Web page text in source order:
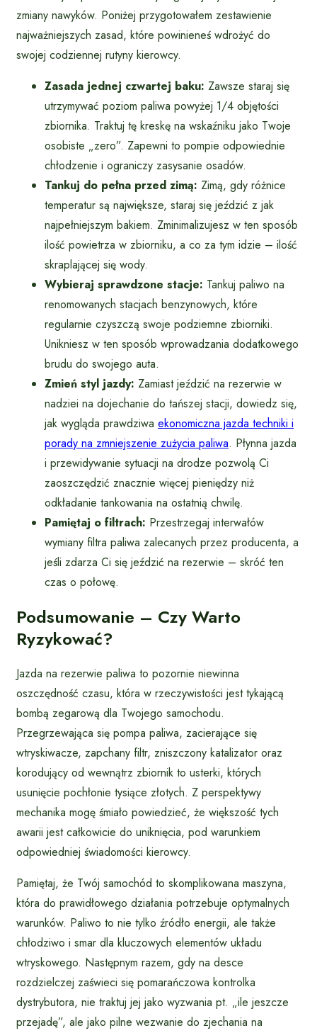
zmiany nawyków. Poniżej przygotowałem zestawienie
najważniejszych zasad, które powinieneś wdrożyć do
swojej codziennej rutyny kierowcy.
Zasada jednej czwartej baku: Zawsze staraj się
utrzymywać poziom paliwa powyżej 1/4 objętości
zbiornika. Traktuj tę kreskę na wskaźniku jako Twoje
osobiste „zero”. Zapewni to pompie odpowiednie
chłodzenie i ograniczy zasysanie osadów.
Tankuj do pełna przed zimą: Zimą, gdy różnice
temperatur są największe, staraj się jeździć z jak
najpełniejszym bakiem. Zminimalizujesz w ten sposób
ilość powietrza w zbiorniku, a co za tym idzie – ilość
skraplającej się wody.
Wybieraj sprawdzone stacje: Tankuj paliwo na
renomowanych stacjach benzynowych, które
regularnie czyszczą swoje podziemne zbiorniki.
Unikniesz w ten sposób wprowadzania dodatkowego
brudu do swojego auta.
Zmień styl jazdy: Zamiast jeździć na rezerwie w
nadziei na dojechanie do tańszej stacji, dowiedz się,
jak wygląda prawdziwa ekonomiczna jazda techniki i
porady na zmniejszenie zużycia paliwa. Płynna jazda
i przewidywanie sytuacji na drodze pozwolą Ci
zaoszczędzić znacznie więcej pieniędzy niż
odkładanie tankowania na ostatnią chwilę.
Pamiętaj o filtrach: Przestrzegaj interwałów
wymiany filtra paliwa zalecanych przez producenta, a
jeśli zdarza Ci się jeździć na rezerwie – skróć ten
czas o połowę.
Podsumowanie – Czy Warto
Ryzykować?
Jazda na rezerwie paliwa to pozornie niewinna
oszczędność czasu, która w rzeczywistości jest tykającą
bombą zegarową dla Twojego samochodu.
Przegrzewająca się pompa paliwa, zacierające się
wtryskiwacze, zapchany filtr, zniszczony katalizator oraz
korodujący od wewnątrz zbiornik to usterki, których
usunięcie pochłonie tysiące złotych. Z perspektywy
mechanika mogę śmiało powiedzieć, że większość tych
awarii jest całkowicie do uniknięcia, pod warunkiem
odpowiedniej świadomości kierowcy.
Pamiętaj, że Twój samochód to skomplikowana maszyna,
która do prawidłowego działania potrzebuje optymalnych
warunków. Paliwo to nie tylko źródło energii, ale także
chłodziwo i smar dla kluczowych elementów układu
wtryskowego. Następnym razem, gdy na desce
rozdzielczej zaświeci się pomarańczowa kontrolka
dystrybutora, nie traktuj jej jako wyzwania pt. „ile jeszcze
przejadę”, ale jako pilne wezwanie do zjechania na